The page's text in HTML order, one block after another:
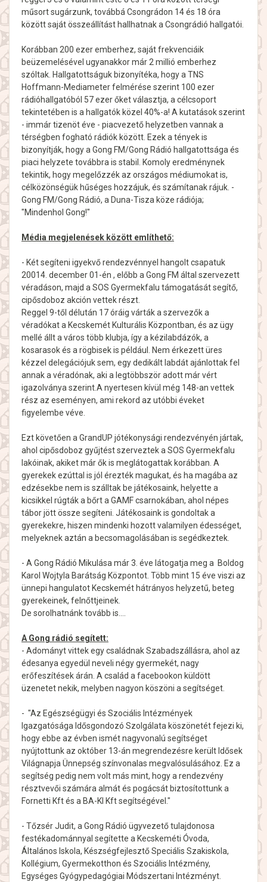
műsort sugárzunk, továbbá Csongrádon 14 és 18 óra
között saját összeállítást hallhatnak a Csongrádió hallgatói.
Korábban 200 ezer emberhez, saját frekvenciáik
beüzemelésével ugyanakkor már 2 millió emberhez
szóltak. Hallgatottságuk bizonyítéka, hogy a TNS
Hoffmann-Mediameter felmérése szerint 100 ezer
rádióhallgatóból 57 ezer őket választja, a célcsoport
tekintetében is a hallgatók közel 40%-a! A kutatások szerint
- immár tizenöt éve - piacvezető helyzetben vannak a
térségben fogható rádiók között. Ezek a tények is
bizonyítják, hogy a Gong FM/Gong Rádió hallgatottsága és
piaci helyzete továbbra is stabil. Komoly eredménynek
tekintik, hogy megelőzzék az országos médiumokat is,
célközönségük hűséges hozzájuk, és számítanak rájuk. -
Gong FM/Gong Rádió, a Duna-Tisza köze rádiója;
"Mindenhol Gong!"
Média megjelenések között említhető:
- Két segíteni igyekvő rendezvénnyel hangolt csapatuk
20014. december 01-én , előbb a Gong FM által szervezett
véradáson, majd a SOS Gyermekfalu támogatását segítő,
cipősdoboz akción vettek részt.
Reggel 9-től délután 17 óráig várták a szervezők a
véradókat a Kecskemét Kulturális Központban, és az ügy
mellé állt a város több klubja, így a kézilabdázók, a
kosarasok és a rögbisek is például. Nem érkezett üres
kézzel delegációjuk sem, egy dedikált labdát ajánlottak fel
annak a véradónak, aki a legtöbbször adott már vért
igazolványa szerint.A nyertesen kívül még 148-an vettek
rész az eseményen, ami rekord az utóbbi éveket
figyelembe véve.
Ezt követően a GrandUP jótékonysági rendezvényén jártak,
ahol cipősdoboz gyűjtést szerveztek a SOS Gyermekfalu
lakóinak, akiket már ők is meglátogattak korábban. A
gyerekek ezúttal is jól érezték magukat, és ha magába az
edzésekbe nem is szálltak be játékosaink, helyette a
kicsikkel rúgták a bőrt a GAMF csarnokában, ahol népes
tábor jött össze segíteni. Játékosaink is gondoltak a
gyerekekre, hiszen mindenki hozott valamilyen édességet,
melyeknek aztán a becsomagolásában is segédkeztek.
- A Gong Rádió Mikulása már 3. éve látogatja meg a Boldog
Karol Wojtyla Barátság Központot. Több mint 15 éve viszi az
ünnepi hangulatot Kecskemét hátrányos helyzetű, beteg
gyerekeinek, felnőttjeinek.
De sorolhatnánk tovább is....
A Gong rádió segített:
- Adományt vittek egy családnak Szabadszállásra, ahol az
édesanya egyedül neveli négy gyermekét, nagy
erőfeszítések árán. A család a facebookon küldött
üzenetet nekik, melyben nagyon köszöni a segítséget.
- "Az Egészségügyi és Szociális Intézmények
Igazgatósága Idősgondozó Szolgálata köszönetét fejezi ki,
hogy ebbe az évben ismét nagyvonalú segítséget
nyújtottunk az október 13-án megrendezésre került Idősek
Világnapja Ünnepség színvonalas megvalósulásához. Ez a
segítség pedig nem volt más mint, hogy a rendezvény
résztvevői számára almát és pogácsát biztosítottunk a
Fornetti Kft és a BA-KI Kft segítségével."
- Tőzsér Judit, a Gong Rádió ügyvezető tulajdonosa
festékadománnyal segítette a Kecskeméti Óvoda,
Általános Iskola, Készségfejlesztő Speciális Szakiskola,
Kollégium, Gyermekotthon és Szociális Intézmény,
Egységes Gyógypedagógiai Módszertani Intézményt.